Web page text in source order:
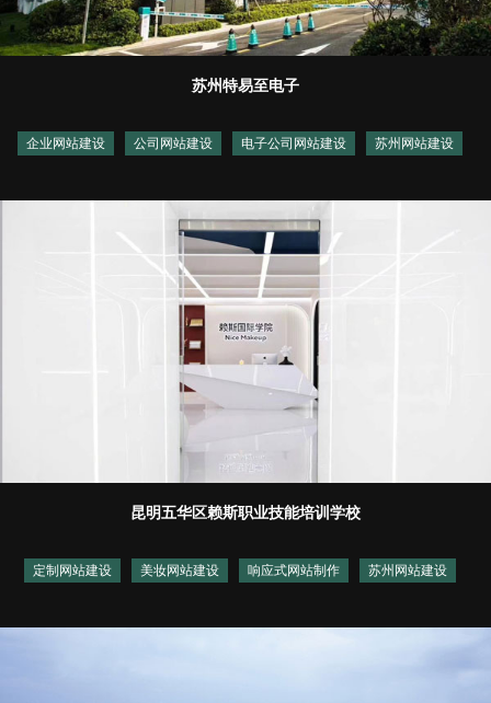
苏州特易至电子
企业网站建设 公司网站建设 电子公司网站建设 苏州网站建设
昆明五华区赖斯职业技能培训学校
定制网站建设 美妆网站建设 响应式网站制作 苏州网站建设